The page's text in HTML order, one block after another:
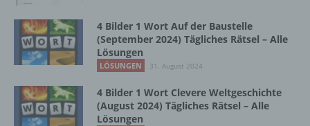
4 Bilder 1 Wort Auf der Baustelle
(September 2024) Tägliches Rätsel – Alle
Lösungen
LÖSUNGEN 31. August 2024
4 Bilder 1 Wort Clevere Weltgeschichte
(August 2024) Tägliches Rätsel – Alle
Lösungen
Daten wie das Erheben, das Erfassen, die
Organisation, das Ordnen, die Speicherung,
die Anpassung oder Veränderung, das
Auslesen, das Abfragen, die Verwendung,
Verbreitung oder eine andere Form der
Bereitstellung, den Abgleich oder die
Verknüpfung, die Einschränkung, das